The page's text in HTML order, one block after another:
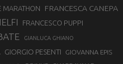
MARATHON FRANCESCA CANEPA
FRANCESCO PUPPI
GIANLUCA GHIANO
GIORGIO PESENTI GIOVANNA EPIS